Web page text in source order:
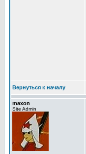
Вернуться к началу
maxon
Site Admin